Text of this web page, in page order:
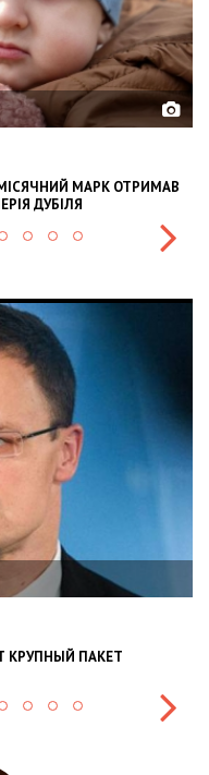
МІСЯЧНИЙ МАРК ОТРИМАВ
ДУБІЛЯ
КРУПНЫЙ ПАКЕТ